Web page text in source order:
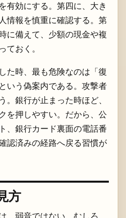
有効にする。第四に、大き
情報を慎重に確認する。第
に備えて、少額の現金や複
ておく。
た時、最も危険なのは「復
いう偽案内である。攻撃者
。銀行が止まった時ほど、
を押しやすい。だから、公
、銀行カード裏面の電話番
認済みの経路へ戻る習慣が
方